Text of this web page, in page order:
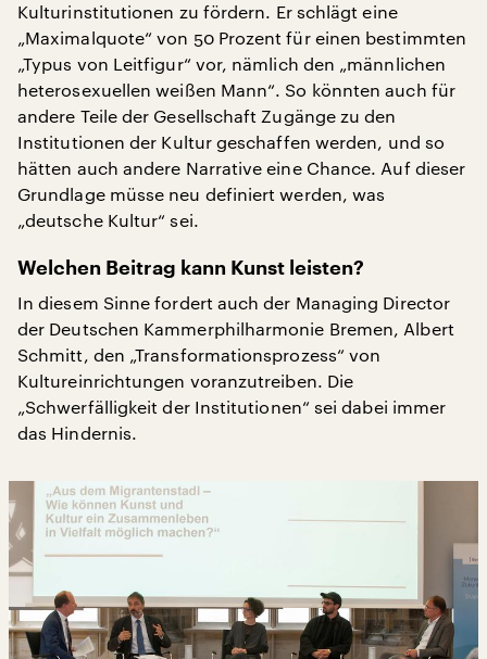
Kulturinstitutionen zu fördern. Er schlägt eine
„Maximalquote“ von 50 Prozent für einen bestimmten
„Typus von Leitfigur“ vor, nämlich den „männlichen
heterosexuellen weißen Mann“. So könnten auch für
andere Teile der Gesellschaft Zugänge zu den
Institutionen der Kultur geschaffen werden, und so
hätten auch andere Narrative eine Chance. Auf dieser
Grundlage müsse neu definiert werden, was
„deutsche Kultur“ sei.
Welchen Beitrag kann Kunst leisten?
In diesem Sinne fordert auch der Managing Director
der Deutschen Kammerphilharmonie Bremen, Albert
Schmitt, den „Transformationsprozess“ von
Kultureinrichtungen voranzutreiben. Die
„Schwerfälligkeit der Institutionen“ sei dabei immer
das Hindernis.